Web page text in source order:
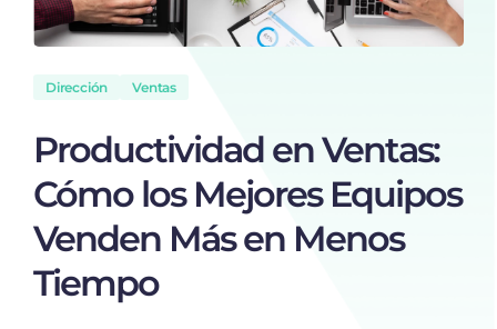
Dirección Ventas
Productividad en Ventas:
Cómo los Mejores Equipos
Venden Más en Menos
Tiempo